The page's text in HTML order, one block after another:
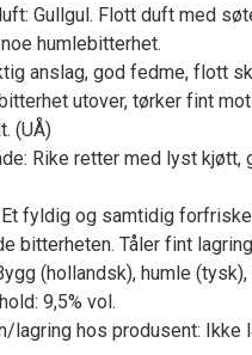
Gullgul. Flott duft med
humlebitterhet.
anslag, god fedme, flott
utover, tørker fint
(UÅ)
Rike retter med lyst kjøtt,
fyldig og samtidig
bitterheten. Tåler fint
(hollandsk), humle
9,5% vol.
lagring hos produsent: Ikke